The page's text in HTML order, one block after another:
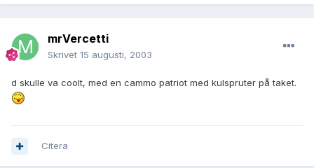
mrVercetti
Skrivet 15 augusti, 2003
d skulle va coolt, med en cammo patriot med kulspruter på taket.
Citera